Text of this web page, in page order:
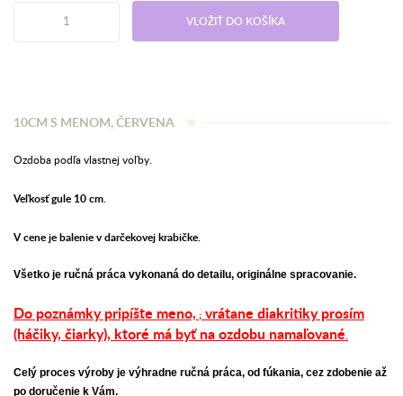
VLOŽIŤ DO KOŠÍKA
10CM S MENOM, ČERVENA
Ozdoba podľa vlastnej voľby.
Veľkosť gule 10 cm.
V cene je balenie v darčekovej krabičke.
Všetko je ručná práca vykonaná do detailu, originálne spracovanie.
Do poznámky pripíšte meno, ; vrátane diakritiky prosím
(háčiky, čiarky), ktoré má byť na ozdobu namaľované.
Celý proces výroby je výhradne ručná práca, od fúkania, cez zdobenie až
po doručenie k Vám.